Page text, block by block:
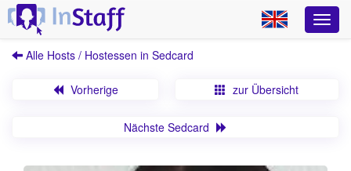
Alle Hosts / Hostessen in Sedcard
Vorherige zur Übersicht
Nächste Sedcard